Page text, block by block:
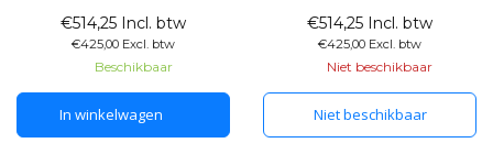
€514,25 Incl. btw
€425,00 Excl. btw
Beschikbaar
In winkelwagen
€514,25 Incl. btw
€425,00 Excl. btw
Niet beschikbaar
Niet beschikbaar